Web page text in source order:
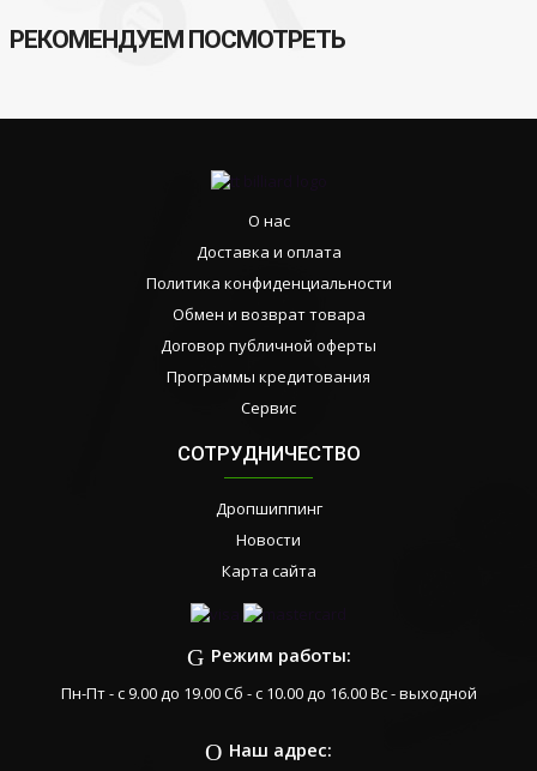
РЕКОМЕНДУЕМ ПОСМОТРЕТЬ
О нас
Доставка и оплата
Политика конфиденциальности
Обмен и возврат товара
Договор публичной оферты
Программы кредитования
Сервис
СОТРУДНИЧЕСТВО
Дропшиппинг
Новости
Карта сайта
Режим работы:
Пн-Пт - с 9.00 до 19.00 Сб - с 10.00 до 16.00 Вс - выходной
Наш адрес: